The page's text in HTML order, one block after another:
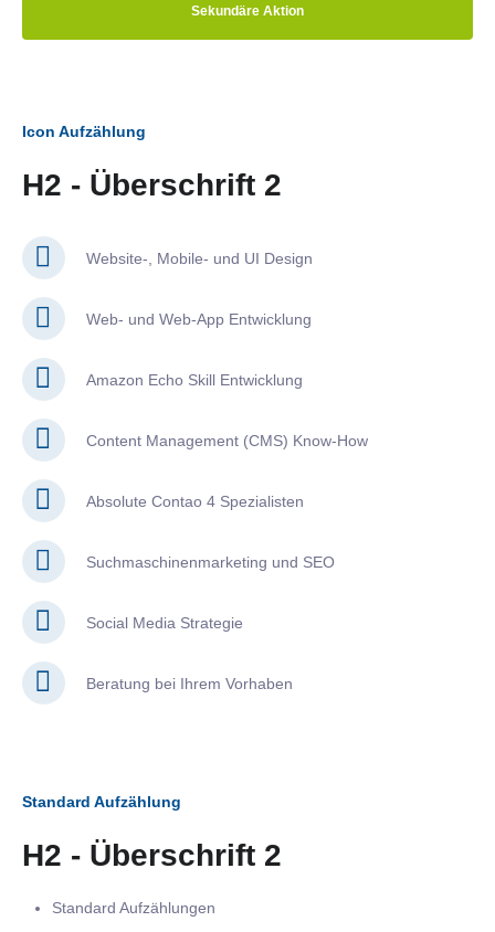
Sekundäre Aktion
Icon Aufzählung
H2 - Überschrift 2
Website-, Mobile- und UI Design
Web- und Web-App Entwicklung
Amazon Echo Skill Entwicklung
Content Management (CMS) Know-How
Absolute Contao 4 Spezialisten
Suchmaschinenmarketing und SEO
Social Media Strategie
Beratung bei Ihrem Vorhaben
Standard Aufzählung
H2 - Überschrift 2
Standard Aufzählungen